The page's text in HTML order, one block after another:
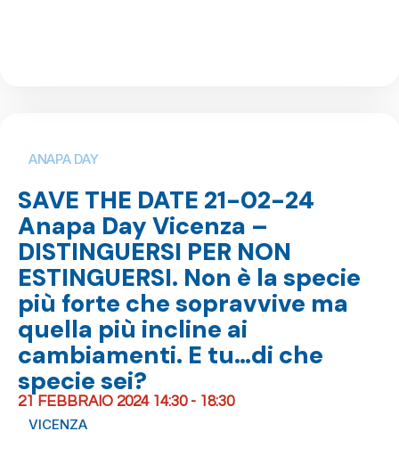
ANAPA DAY
SAVE THE DATE 21-02-24
Anapa Day Vicenza –
DISTINGUERSI PER NON
ESTINGUERSI. Non è la specie
più forte che sopravvive ma
quella più incline ai
cambiamenti. E tu…di che
specie sei?
21 FEBBRAIO 2024 14:30 - 18:30
VICENZA